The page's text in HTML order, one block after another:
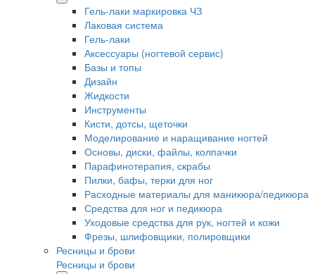
Гель-лаки маркировка ЧЗ
Лаковая система
Гель-лаки
Аксессуары (ногтевой сервис)
Базы и топы
Дизайн
Жидкости
Инструменты
Кисти, дотсы, щеточки
Моделирование и наращивание ногтей
Основы, диски, файлы, колпачки
Парафинотерапия, скрабы
Пилки, бафы, терки для ног
Расходные материалы для маникюра/педикюра
Средства для ног и педикюра
Уходовые средства для рук, ногтей и кожи
Фрезы, шлифовщики, полировщики
Ресницы и брови
Ресницы и брови